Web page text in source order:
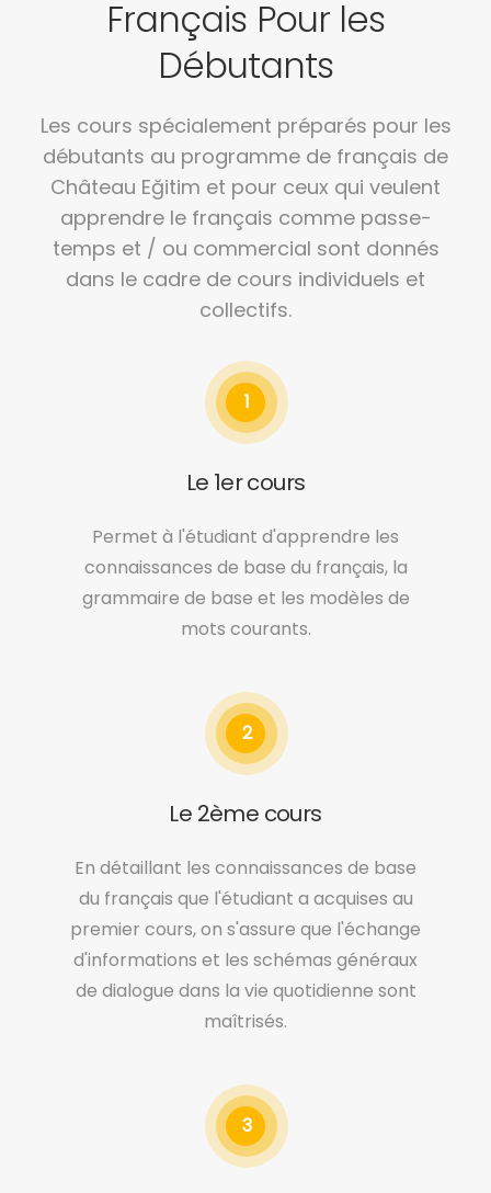
Français Pour les
Débutants
Les cours spécialement préparés pour les
débutants au programme de français de
Château Eğitim et pour ceux qui veulent
apprendre le français comme passe-
temps et / ou commercial sont donnés
dans le cadre de cours individuels et
collectifs.
1
Le 1er cours
Permet à l'étudiant d'apprendre les
connaissances de base du français, la
grammaire de base et les modèles de
mots courants.
2
Le 2ème cours
En détaillant les connaissances de base
du français que l'étudiant a acquises au
premier cours, on s'assure que l'échange
d'informations et les schémas généraux
de dialogue dans la vie quotidienne sont
maîtrisés.
3